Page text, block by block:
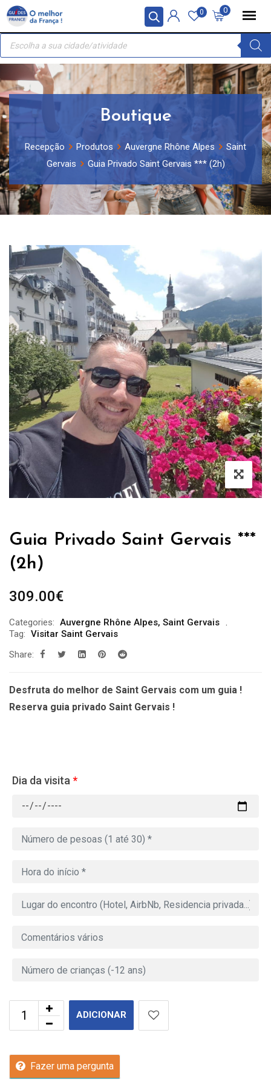
Painel de Gerenciamento de Cookies
Skip
content
0
0
Recherche
produits
Boutique
Recepção Produtos Auvergne Rhône Alpes
Saint
Gervais
Guia Privado Saint Gervais *** (2h)
Guia Privado Saint Gervais ***
(2h)
309.00€
Categories: Auvergne Rhône Alpes, Saint Gervais
Tag: Visitar Saint Gervais
Share:
Desfruta do melhor de Saint Gervais com um guia !
Reserva guia privado Saint Gervais !
Dia da visita*
ADICIONAR
Fazer uma pergunta